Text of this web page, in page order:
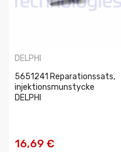
DELPHI
5651241 Reparationssats,
injektionsmunstycke
DELPHI
16,69 €